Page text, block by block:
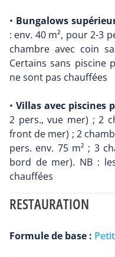
• Bungalows
: env. 40 m², pour 2-3
chambre avec coin
Certains sans piscine
ne sont pas chauffées
• Villas avec piscines
2 pers., vue mer) ; 2
front de mer) ; 2
pers. env. 75 m² ; 3
bord de mer). NB :
chauffées
RESTAURATION
Formule de base :